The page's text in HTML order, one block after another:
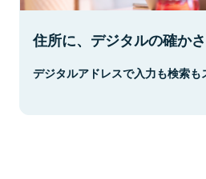
住所に、デジタルの確かさ
デジタルアドレスで入力も検索も